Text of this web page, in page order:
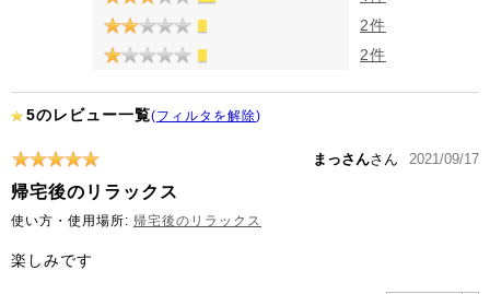
2件
2件
5のレビュー一覧(フィルタを解除)
まっさんさん 2021/09/17
帰宅後のリラックス
使い方・使用場所: 帰宅後のリラックス
楽しみです